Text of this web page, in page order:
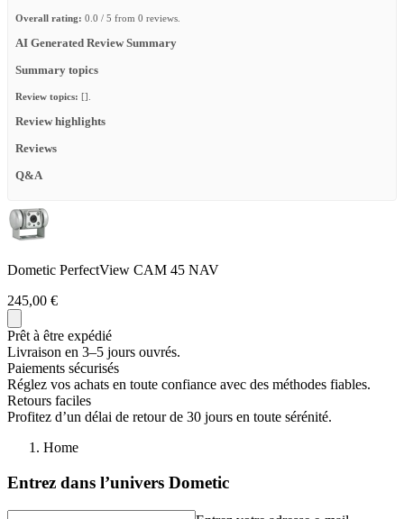
Overall rating: 0.0 / 5 from 0 reviews.
AI Generated Review Summary
Summary topics
Review topics: [].
Review highlights
Reviews
Q&A
Dometic PerfectView CAM 45 NAV
245,00 €
Prêt à être expédié
Livraison en 3–5 jours ouvrés.
Paiements sécurisés
Réglez vos achats en toute confiance avec des méthodes fiables.
Retours faciles
Profitez d’un délai de retour de 30 jours en toute sérénité.
Home
Entrez dans l’univers Dometic